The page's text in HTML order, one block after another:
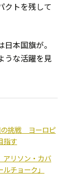
クトを残して
本国旗が――。
うな活躍を見
の挑戦 ヨーロピ
指す
リソン・カバ
チョーク」